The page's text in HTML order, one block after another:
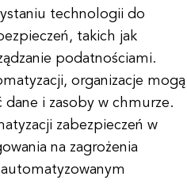
technologii do
takich jak
podatnościami.
organizacje mogą
i zasoby w chmurze.
zabezpieczeń w
na zagrożenia